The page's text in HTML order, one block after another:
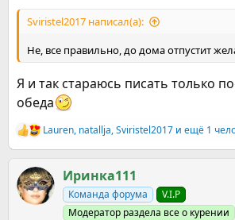
Sviristel2017 написал(а):
Не, все правильно, до дома отпустит
Я и так стараюсь писать только
обеда
Р
е
к
ц
и
Lauren, natallja,Sviristel2017 и ещё 1
Иринка111
Команда форума
V.I.P
Модератор раздела все о курении